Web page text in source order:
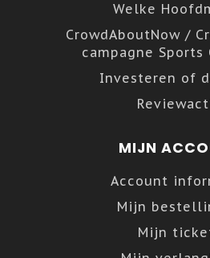
Welke
CrowdAboutNow /
campagne Sports
Investeren of
MIJN
Account
Mijn
Mijn